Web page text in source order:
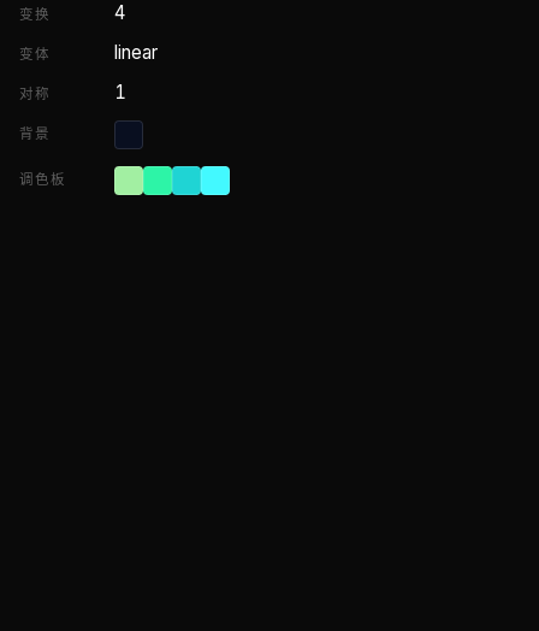
变换 4
变体 linear
对称 1
背景
调色板